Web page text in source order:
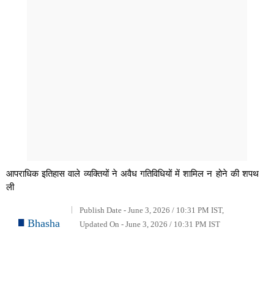
आपराधिक इतिहास वाले व्यक्तियों ने अवैध गतिविधियों में शामिल न होने की शपथ
ली
Bhasha
Publish Date - June 3, 2026 / 10:31 PM IST,
Updated On - June 3, 2026 / 10:31 PM IST